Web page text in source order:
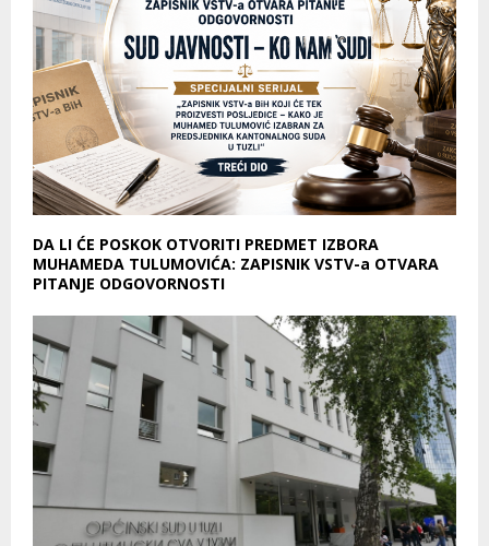
DA LI ĆE POSKOK OTVORITI PREDMET IZBORA
MUHAMEDA TULUMOVIĆA: ZAPISNIK VSTV-a OTVARA
PITANJE ODGOVORNOSTI